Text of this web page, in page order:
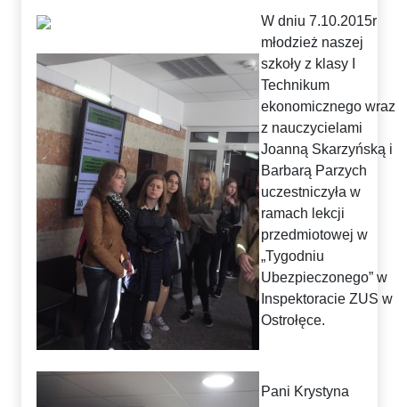
W dniu 7.10.2015r
młodzież naszej
szkoły z klasy I
Technikum
ekonomicznego wraz
z nauczycielami
Joanną Skarzyńską i
Barbarą Parzych
uczestniczyła w
ramach lekcji
przedmiotowej w
„Tygodniu
Ubezpieczonego” w
Inspektoracie ZUS w
Ostrołęce.
Pani Krystyna